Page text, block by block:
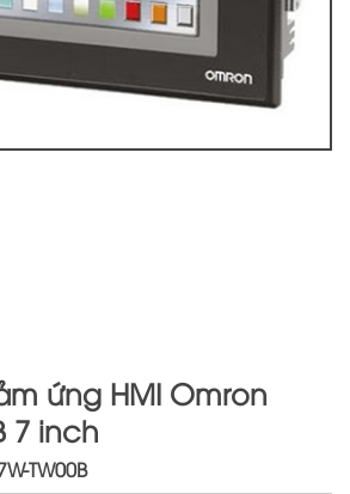
ứng HMI Omron
7 inch
TW00B